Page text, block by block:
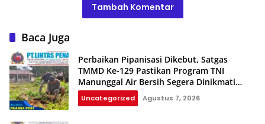
Tambah Komentar
Baca Juga
Perbaikan Pipanisasi Dikebut, Satgas
TMMD Ke-129 Pastikan Program TNI
Manunggal Air Bersih Segera Dinikmati
Warga Kampung Sesor
Uncategorized Agustus 7, 2026